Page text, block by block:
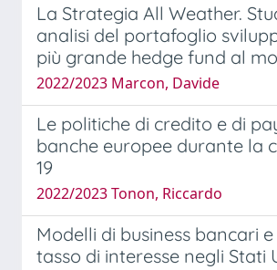
La Strategia All Weather.
analisi del portafoglio
più grande hedge fund al
2022/2023 Marcon, Davide
Le politiche di credito e di
banche europee durante la
19
2022/2023 Tonon, Riccardo
Modelli di business bancari
tasso di interesse negli Stati